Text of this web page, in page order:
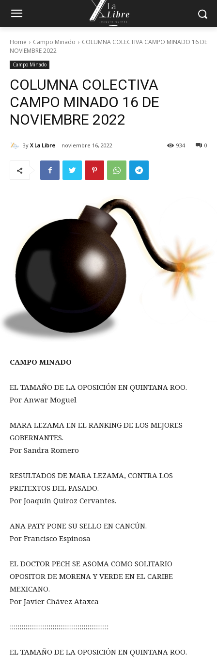
Home Campo Minado
COLUMNA COLECTIVA CAMPO MINADO 16 DE
NOVIEMBRE 2022
Campo Minado
COLUMNA COLECTIVA
CAMPO MINADO 16 DE
NOVIEMBRE 2022
By X La Libre noviembre 16, 2022 0
934
CAMPO MINADO
EL TAMAÑO DE LA OPOSICIÓN EN QUINTANA ROO.
Por Anwar Moguel
MARA LEZAMA EN EL RANKING DE LOS MEJORES
GOBERNANTES.
Por Sandra Romero
RESULTADOS DE MARA LEZAMA, CONTRA LOS
PRETEXTOS DEL PASADO.
Por Joaquín Quiroz Cervantes.
ANA PATY PONE SU SELLO EN CANCÚN.
Por Francisco Espinosa
EL DOCTOR PECH SE ASOMA COMO SOLITARIO
OPOSITOR DE MORENA Y VERDE EN EL CARIBE
MEXICANO.
Por Javier Chávez Ataxca
:::::::::::::::::::::::::::::::::::::::::::::::::::
EL TAMAÑO DE LA OPOSICIÓN EN QUINTANA ROO.